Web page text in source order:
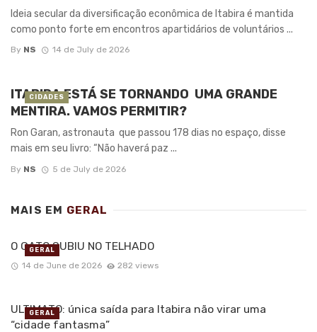
Ideia secular da diversificação econômica de Itabira é mantida
como ponto forte em encontros apartidários de voluntários ...
By NS 14 de July de 2026
ITABIRA ESTÁ SE TORNANDO UMA GRANDE
MENTIRA. VAMOS PERMITIR?
Ron Garan, astronauta que passou 178 dias no espaço, disse
mais em seu livro: “Não haverá paz ...
By NS 5 de July de 2026
CIDADES
MAIS EM GERAL
O GATO SUBIU NO TELHADO
14 de June de 2026 282 views
GERAL
ULTIMATO: única saída para Itabira não virar uma
“cidade fantasma”
GERAL